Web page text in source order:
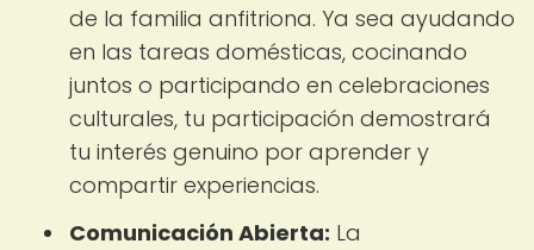
de la familia anfitriona. Ya sea ayudando
en las tareas domésticas, cocinando
juntos o participando en celebraciones
culturales, tu participación demostrará
tu interés genuino por aprender y
compartir experiencias.
Comunicación Abierta: La